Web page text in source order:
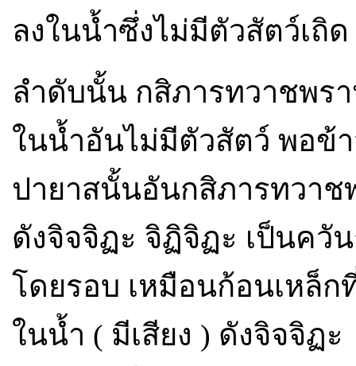
ลงในน้ำซึ่งไม่มีตัวสัตว์เถิด
ลำดับนั้น กสิภารทวาชพร
ในน้ำอันไม่มีตัวสัตว์ พอข้
ปายาสนั้นอันกสิภารทวาช
ดังจิจจิฏะ จิฏิจิฏะ เป็นควั
โดยรอบ เหมือนก้อนเหล็
ในน้ำ ( มีเสียง ) ดังจิจจิฏะ